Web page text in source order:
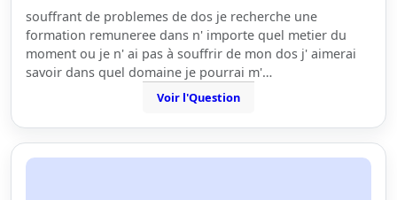
souffrant de problemes de dos je recherche une
formation remuneree dans n' importe quel metier du
moment ou je n' ai pas à souffrir de mon dos j' aimerai
savoir dans quel domaine je pourrai m'…
Voir l'Question